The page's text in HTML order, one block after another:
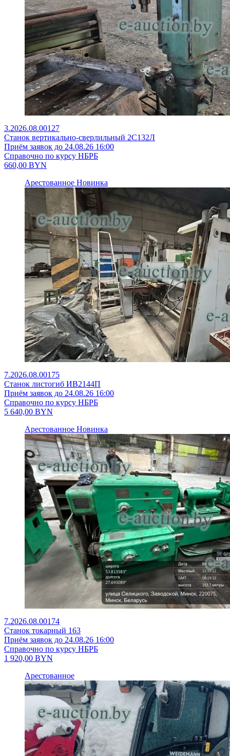
3.2026.08.00127
Станок вертикально-сверлильный 2С132Л
Приём заявок до 24.08.26 16:00
Справочно по курсу НБРБ
660,00 BYN
Арестованное Новинка
7.2026.08.00175
Станок листогиб ИВ2144П
Приём заявок до 24.08.26 16:00
Справочно по курсу НБРБ
5 640,00 BYN
Арестованное Новинка
7.2026.08.00174
Станок токарный 163
Приём заявок до 24.08.26 16:00
Справочно по курсу НБРБ
1 920,00 BYN
Арестованное